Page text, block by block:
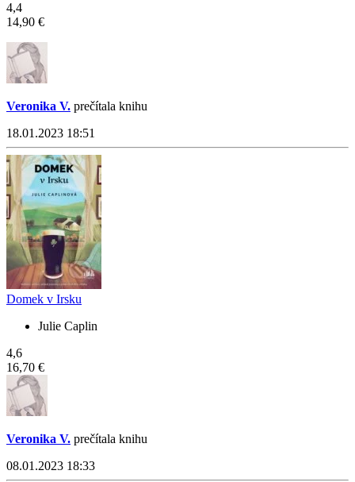
4,4
14,90 €
Veronika V. prečítala knihu
18.01.2023 18:51
Domek v Irsku
Julie Caplin
4,6
16,70 €
Veronika V. prečítala knihu
08.01.2023 18:33